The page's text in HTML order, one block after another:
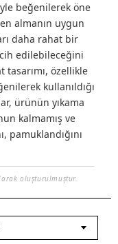
beğenilerek öne
almanın uygun
daha rahat bir
edilebileceğini
tasarımı, özellikle
kullanıldığı
ürünün yıkama
kalmamış ve
pamuklandığını
oluşturulmuştur.